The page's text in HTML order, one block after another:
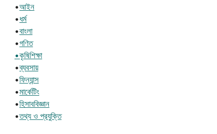
•আইন
•ধর্ম
•বাংলা
•গণিত
•কৃষিশিক্ষা
•ব্যবসায়
•ফিন্যান্স
•মার্কেটিং
•হিসাববিজ্ঞান
•তথ্য ও প্রযুক্তি